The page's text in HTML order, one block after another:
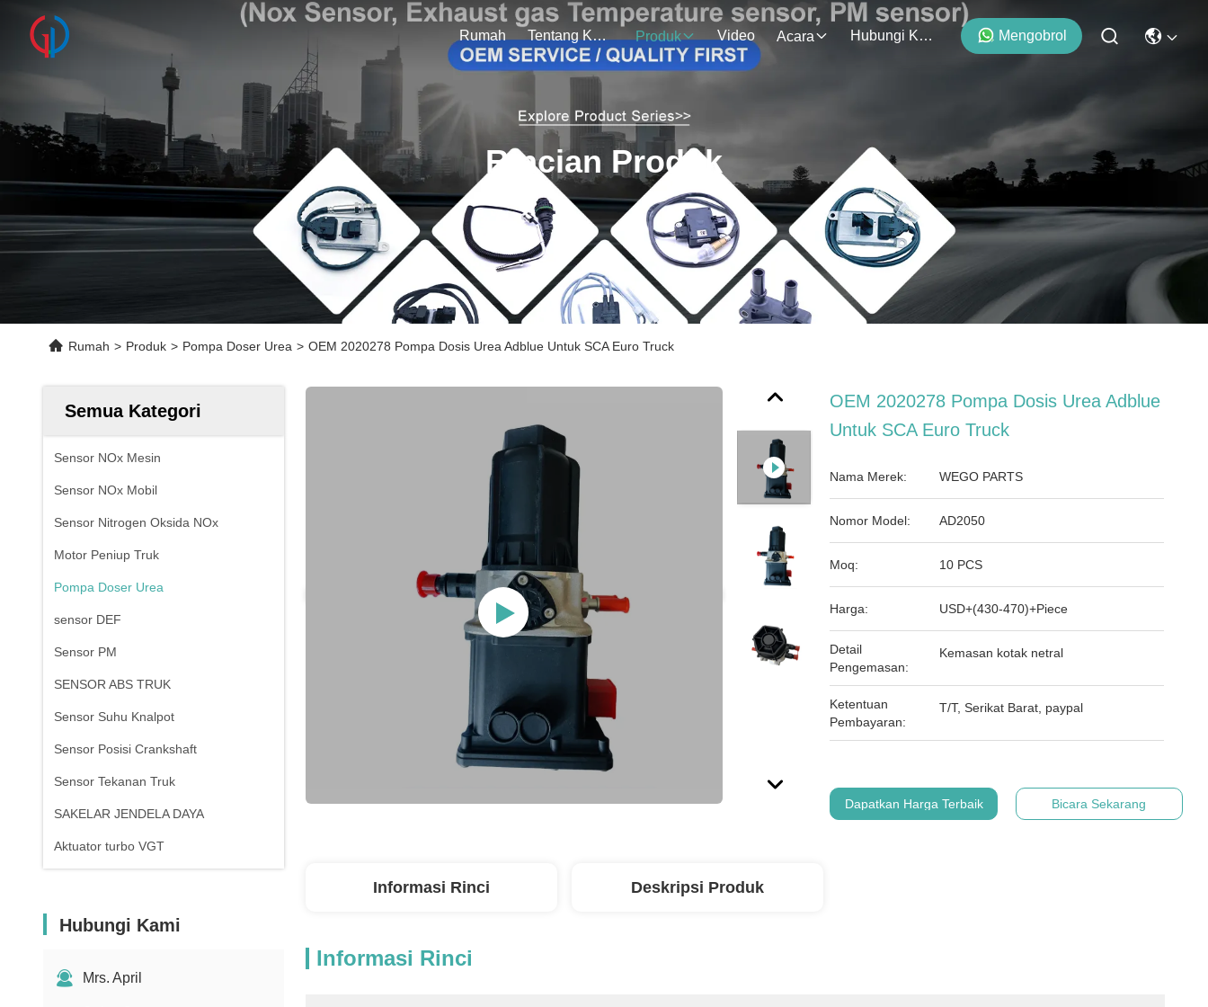
Rumah Tentang Kami Produk Video Acara Hubungi Kami Mengobrol
Rincian Produk
Rumah > Produk > Pompa Doser Urea > OEM 2020278 Pompa Dosis Urea Adblue Untuk SCA Euro Truck
Semua Kategori
Sensor NOx Mesin
Sensor NOx Mobil
Sensor Nitrogen Oksida NOx
Motor Peniup Truk
Pompa Doser Urea
sensor DEF
Sensor PM
SENSOR ABS TRUK
Sensor Suhu Knalpot
Sensor Posisi Crankshaft
Sensor Tekanan Truk
SAKELAR JENDELA DAYA
Aktuator turbo VGT
Hubungi Kami
Mrs. April
OEM 2020278 Pompa Dosis Urea Adblue
Untuk SCA Euro Truck
Nama Merek: WEGO PARTS
Nomor Model: AD2050
Moq: 10 PCS
Harga: USD+(430-470)+Piece
Detail
Pengemasan:
Kemasan kotak netral
Ketentuan
Pembayaran:
T/T, Serikat Barat, paypal
Dapatkan Harga Terbaik Bicara Sekarang
Informasi Rinci Deskripsi Produk
Informasi Rinci